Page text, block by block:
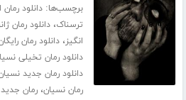
برچسب‌ها:دانلود رمان
ترسناک،دانلود رمان
انگیز،دانلود رمان
دانلود رمان تخیلی
دانلود رمان جدید
رمان نسیان،رمان